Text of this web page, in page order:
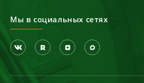
Мы в социальных сетях